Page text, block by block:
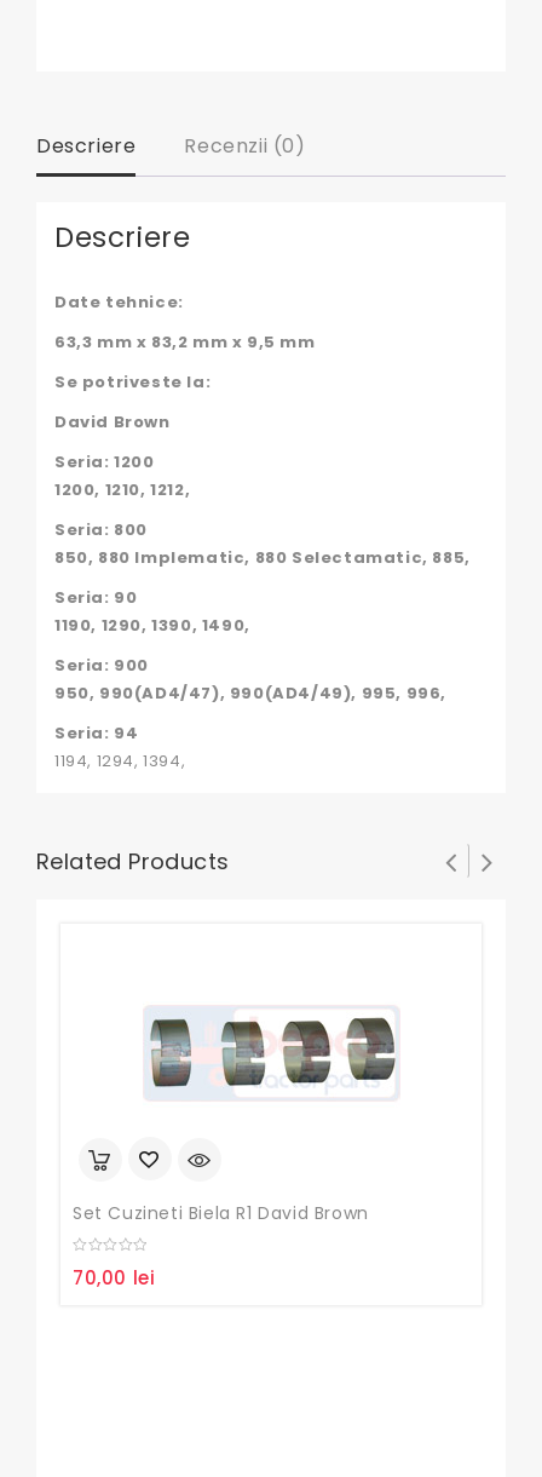
Descriere Recenzii (0)
Descriere
Date tehnice:
63,3 mm x 83,2 mm x 9,5 mm
Se potriveste la:
David Brown
Seria: 1200
1200, 1210, 1212,
Seria: 800
850, 880 Implematic, 880 Selectamatic, 885,
Seria: 90
1190, 1290, 1390, 1490,
Seria: 900
950, 990(AD4/47), 990(AD4/49), 995, 996,
Seria: 94
1194, 1294, 1394,
Related Products
Set Cuzineti Biela R1 David Brown
out
70,00 lei